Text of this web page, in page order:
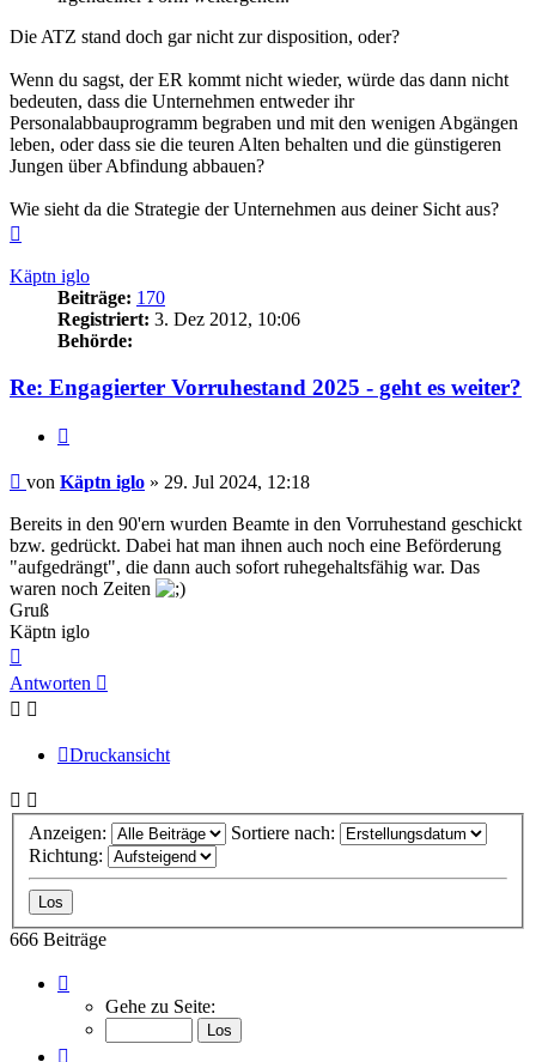
Die ATZ stand doch gar nicht zur disposition, oder?
Wenn du sagst, der ER kommt nicht wieder, würde das dann nicht
bedeuten, dass die Unternehmen entweder ihr
Personalabbauprogramm begraben und mit den wenigen Abgängen
leben, oder dass sie die teuren Alten behalten und die günstigeren
Jungen über Abfindung abbauen?
Wie sieht da die Strategie der Unternehmen aus deiner Sicht aus?
Käptn iglo
Beiträge: 170
Registriert: 3. Dez 2012, 10:06
Behörde:
Re: Engagierter Vorruhestand 2025 - geht es weiter?
Beitrag
von Käptn iglo » 29. Jul 2024, 12:18
Bereits in den 90'ern wurden Beamte in den Vorruhestand geschickt
bzw. gedrückt. Dabei hat man ihnen auch noch eine Beförderung
"aufgedrängt", die dann auch sofort ruhegehaltsfähig war. Das
waren noch Zeiten
Gruß
Käptn iglo
oben
Antworten
Druckansicht
Anzeigen:
Sortiere nach:
Richtung:
666 Beiträge
von
Gehe zu Seite: